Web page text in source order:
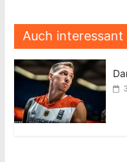
Auch interessant